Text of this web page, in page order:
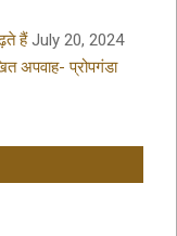
हैं July 20, 2024
अपवाह- प्रोपगंडा